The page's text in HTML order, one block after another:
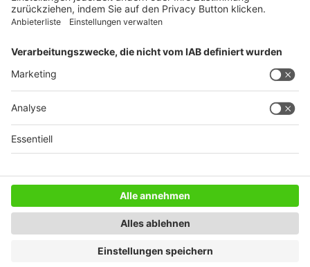
Reisemobil International
SERVICE
Datenschutz
Newsletter